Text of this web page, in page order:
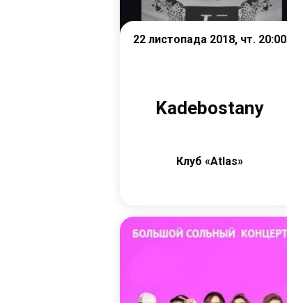
22 листопада 2018, чт. 20:00
Kadebostany
Клуб «Atlas»
Детальніше